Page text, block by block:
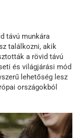
távú munkára
találkozni, akik
a rövid távú
és világjárási mód
lehetőség lesz
országokból